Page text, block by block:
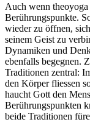
Auch wenn
Berührungspunkte.
wieder zu öffnen,
seinem Geist zu
Dynamiken und
ebenfalls begegnen.
Traditionen zentral:
den Körper fliessen
haucht Gott den
Berührungspunkten
beide Traditionen